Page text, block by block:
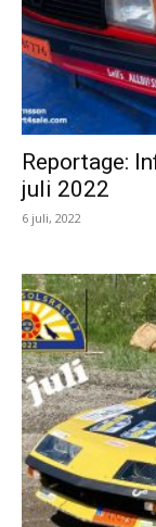
Reportage:
juli 2022
6 juli, 2022